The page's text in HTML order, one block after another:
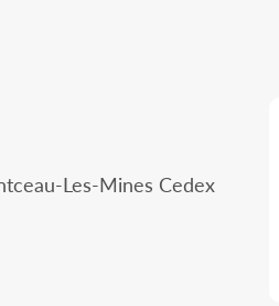
Les-Mines Cedex